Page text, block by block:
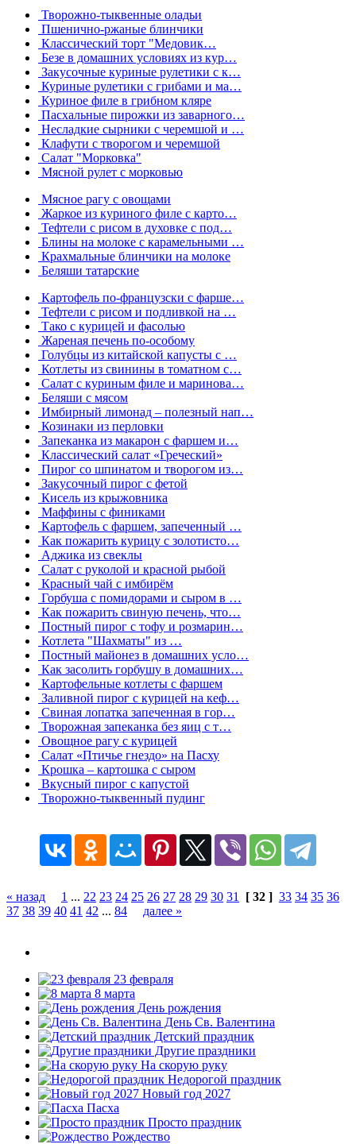
Творожно-тыквенные оладьи
Пшенично-ржаные блинчики
Классический торт "Медовик…
Безе в домашних условиях из кур…
Закусочные куриные рулетики с к…
Куриные рулетики с грибами и ма…
Куриное филе в грибном кляре
Пасхальные пирожки из заварного…
Несладкие сырники с черемшой и …
Клафути с творогом и черемшой
Салат "Морковка"
Мясной рулет с морковью
Мясное рагу с овощами
Жаркое из куриного филе с карто…
Тефтели с рисом в духовке с под…
Блины на молоке с карамельными …
Крахмальные блинчики на молоке
Беляши татарские
Картофель по-французски с фарше…
Тефтели с рисом и подливкой на …
Тако с курицей и фасолью
Жареная печень по-особому
Голубцы из китайской капусты с …
Котлеты из свинины в томатном с…
Салат с куриным филе и маринова…
Беляши с мясом
Имбирный лимонад – полезный нап…
Козинаки из перловки
Запеканка из макарон с фаршем и…
Классический салат «Греческий»
Пирог со шпинатом и творогом из…
Закусочный пирог с фетой
Кисель из крыжовника
Маффины с финиками
Картофель с фаршем, запеченный …
Как пожарить курицу с золотисто…
Аджика из свеклы
Салат с руколой и красной рыбой
Красный чай с имбирём
Горбуша с помидорами и сыром в …
Как пожарить свиную печень, что…
Постный пирог с тофу и розмарин…
Котлета "Шахматы" из …
Постный майонез в домашних усло…
Как засолить горбушу в домашних…
Картофельные котлеты с фаршем
Заливной пирог с курицей на кеф…
Свиная лопатка запеченная в гор…
Творожная запеканка без яиц с т…
Овощное рагу с курицей
Салат «Птичье гнездо» на Пасху
Крошка – картошка с сыром
Вкусный пирог с капустой
Творожно-тыквенный пудинг
« назад 1 ... 22 23 24 25 26 27 28 29 30 31 [ 32 ] 33 34 35 36
37 38 39 40 41 42 ... 84 далее »
23 февраля
8 марта
День рождения
День Св. Валентина
Детский праздник
Другие праздники
На скорую руку
Недорогой праздник
Новый год 2027
Пасха
Просто праздник
Рождество